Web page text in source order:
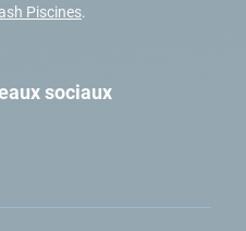
Piscines.
sociaux